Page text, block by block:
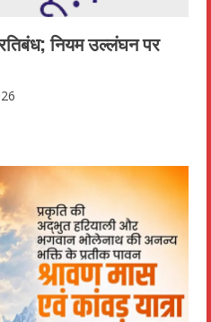
नियम उल्लंघन पर